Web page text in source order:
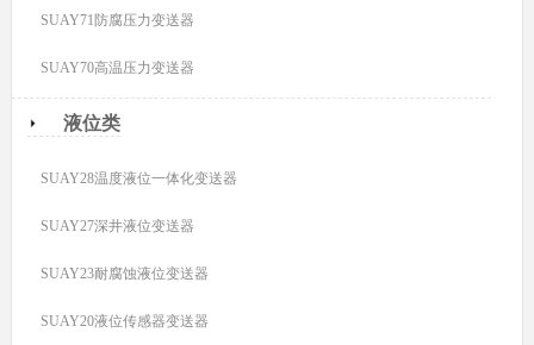
SUAY71防腐压力变送器
SUAY70高温压力变送器
液位类
SUAY28温度液位一体化变送器
SUAY27深井液位变送器
SUAY23耐腐蚀液位变送器
SUAY20液位传感器变送器